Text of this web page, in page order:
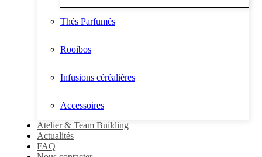
Thés Parfumés
Rooibos
Infusions céréalières
Accessoires
Atelier & Team Building
Actualités
FAQ